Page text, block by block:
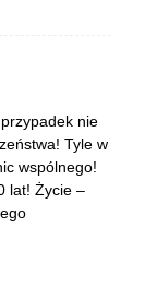
nie
Tyle w
wspólnego!
lat! Życie –